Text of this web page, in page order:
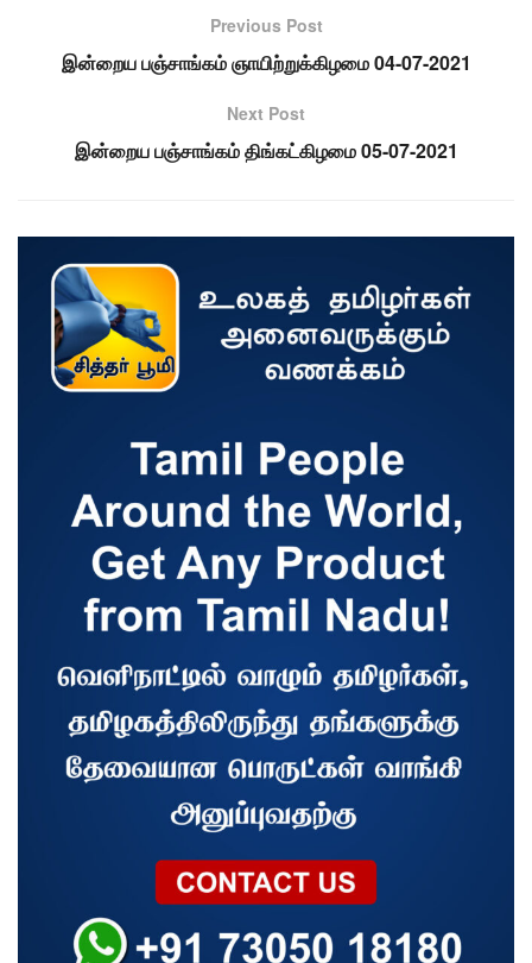
Previous Post
இன்றைய பஞ்சாங்கம் ஞாயிற்றுக்கிழமை 04-07-2021
Next Post
இன்றைய பஞ்சாங்கம் திங்கட்கிழமை 05-07-2021